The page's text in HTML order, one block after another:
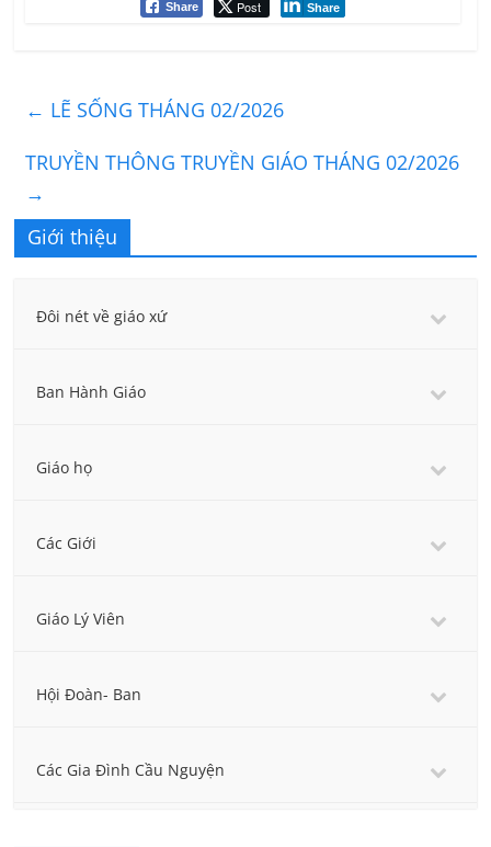
Share Post Share
← LẼ SỐNG THÁNG 02/2026
TRUYỀN THÔNG TRUYỀN GIÁO THÁNG 02/2026
→
Giới thiệu
Đôi nét về giáo xứ
Ban Hành Giáo
Giáo họ
Các Giới
Giáo Lý Viên
Hội Đoàn- Ban
Các Gia Đình Cầu Nguyện